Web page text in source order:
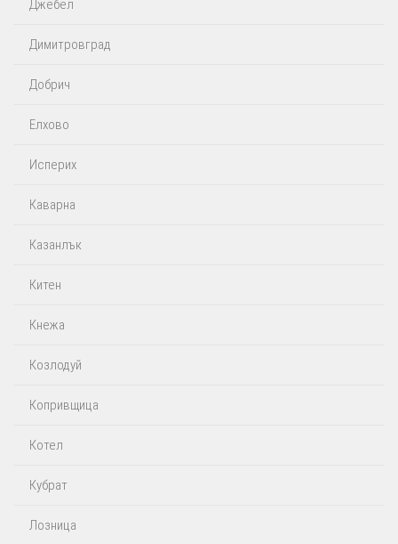
Джебел
Димитровград
Добрич
Елхово
Исперих
Каварна
Казанлък
Китен
Кнежа
Козлодуй
Копривщица
Котел
Кубрат
Лозница